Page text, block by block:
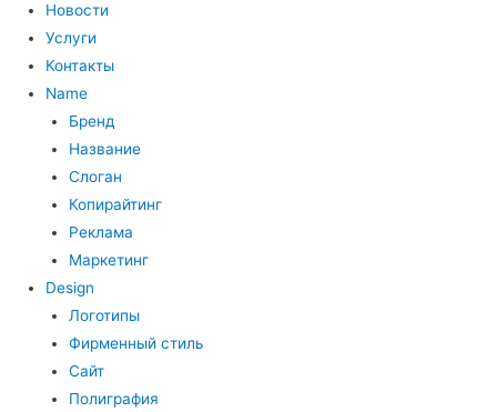
Новости
Услуги
Контакты
Name
Бренд
Название
Слоган
Копирайтинг
Реклама
Маркетинг
Design
Логотипы
Фирменный стиль
Сайт
Полиграфия